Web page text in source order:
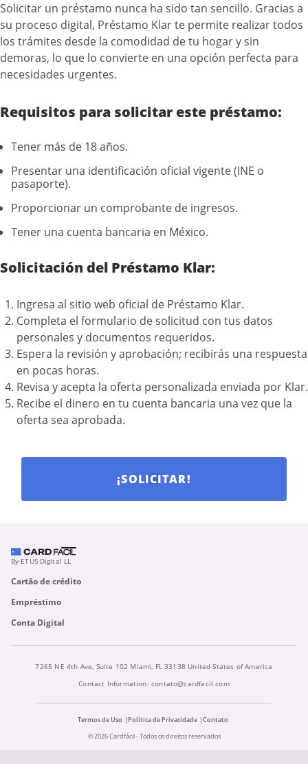
Solicitar un préstamo nunca ha sido tan sencillo. Gracias a
su proceso digital, Préstamo Klar te permite realizar todos
los trámites desde la comodidad de tu hogar y sin
demoras, lo que lo convierte en una opción perfecta para
necesidades urgentes.
Requisitos para solicitar este préstamo:
Tener más de 18 años.
Presentar una identificación oficial vigente (INE o
pasaporte).
Proporcionar un comprobante de ingresos.
Tener una cuenta bancaria en México.
Solicitación del Préstamo Klar:
Ingresa al sitio web oficial de Préstamo Klar.
Completa el formulario de solicitud con tus datos
personales y documentos requeridos.
Espera la revisión y aprobación; recibirás una respuesta
en pocas horas.
Revisa y acepta la oferta personalizada enviada por Klar.
Recibe el dinero en tu cuenta bancaria una vez que la
oferta sea aprobada.
¡SOLICITAR!
By ETUS Digital LL
Cartão de crédito
Empréstimo
Conta Digital
7265 NE 4th Ave, Suite 102 Miami, FL 33138 United States of America
Contact Information: contato@cardfacil.com
Termos de Uso Política de Privacidade
Contato
© 2026 Cardfácil - Todos os direitos reservados